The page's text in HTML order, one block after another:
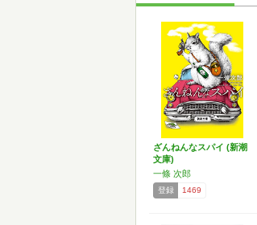
ざんねんなスパイ (新潮
文庫)
一條 次郎
登録 1469